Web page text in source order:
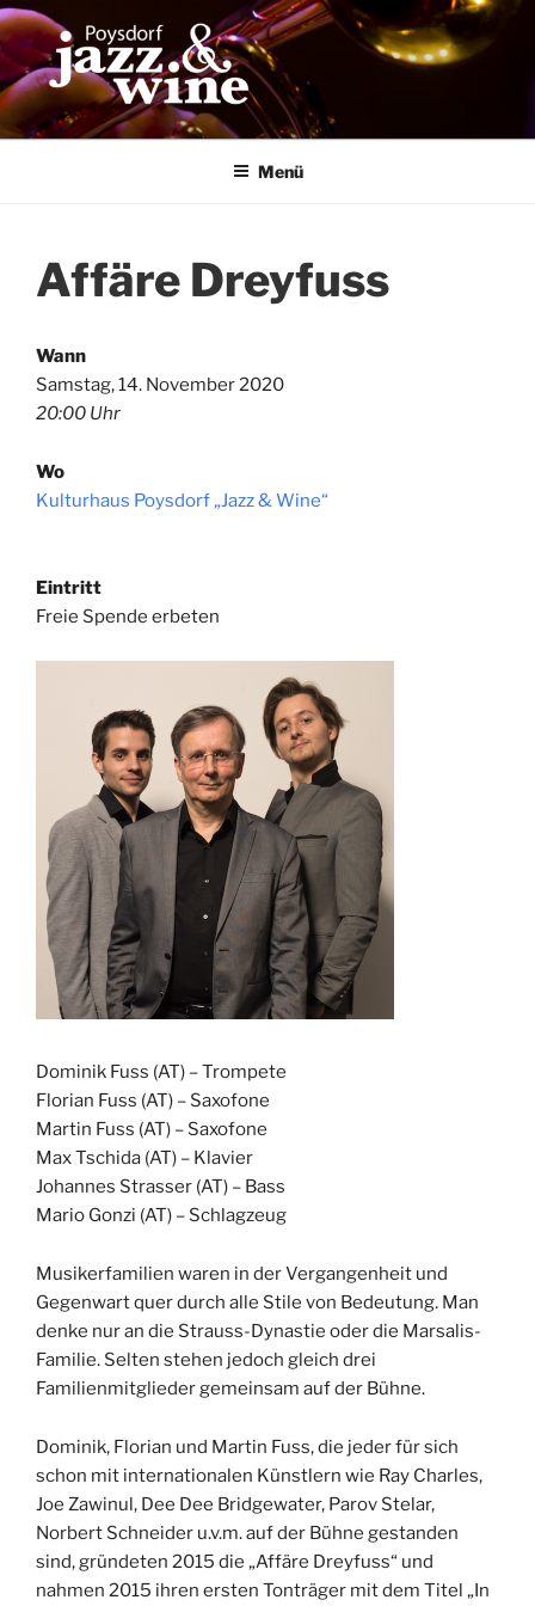
Zum
Inhalt
springen
Menü
Affäre Dreyfuss
Wann
Samstag, 14. November 2020
20:00 Uhr
Wo
Kulturhaus Poysdorf „Jazz & Wine“
Eintritt
Freie Spende erbeten
Dominik Fuss (AT) – Trompete
Florian Fuss (AT) – Saxofone
Martin Fuss (AT) – Saxofone
Max Tschida (AT) – Klavier
Johannes Strasser (AT) – Bass
Mario Gonzi (AT) – Schlagzeug
Musikerfamilien waren in der Vergangenheit und
Gegenwart quer durch alle Stile von Bedeutung. Man
denke nur an die Strauss-Dynastie oder die Marsalis-
Familie. Selten stehen jedoch gleich drei
Familienmitglieder gemeinsam auf der Bühne.
Dominik, Florian und Martin Fuss, die jeder für sich
schon mit internationalen Künstlern wie Ray Charles,
Joe Zawinul, Dee Dee Bridgewater, Parov Stelar,
Norbert Schneider u.v.m. auf der Bühne gestanden
sind, gründeten 2015 die „Affäre Dreyfuss“ und
nahmen 2015 ihren ersten Tonträger mit dem Titel „In